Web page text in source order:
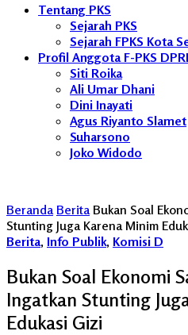
Tentang PKS
Sejarah PKS
Sejarah FPKS Kota
Profil Anggota F-PKS
Siti Roika
Ali Umar Dhani
Dini Inayati
Agus Riyanto Slamet
Suharsono
Joko Widodo
Beranda Berita Bukan Soal
Stunting Juga Karena Minim
Berita, Info Publik, Komisi D
Bukan Soal Ekonomi
Ingatkan Stunting
Edukasi Gizi